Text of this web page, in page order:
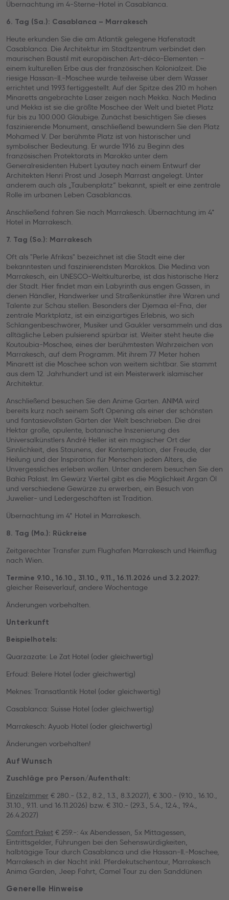
Übernachtung im 4-Sterne-Hotel in Casablanca.
6. Tag (Sa.): Casablanca – Marrakesch
Heute erkunden Sie die am Atlantik gelegene Hafenstadt
Casablanca. Die Architektur im Stadtzentrum verbindet den
maurischen Baustil mit europäischen Art-déco-Elementen –
einem kulturellen Erbe aus der französischen Kolonialzeit. Die
riesige Hassan-II.-Moschee wurde teilweise über dem Wasser
errichtet und 1993 fertiggestellt. Auf der Spitze des 210 m hohen
Minaretts angebrachte Laser zeigen nach Mekka. Nach Medina
und Mekka ist sie die größte Moschee der Welt und bietet Platz
für bis zu 100.000 Gläubige. Zunächst besichtigen Sie dieses
faszinierende Monument, anschließend bewundern Sie den Platz
Mohamed V. Der berühmte Platz ist von historischer und
symbolischer Bedeutung. Er wurde 1916 zu Beginn des
französischen Protektorats in Marokko unter dem
Generalresidenten Hubert Lyautey nach einem Entwurf der
Architekten Henri Prost und Joseph Marrast angelegt. Unter
anderem auch als „Taubenplatz“ bekannt, spielt er eine zentrale
Rolle im urbanen Leben Casablancas.
Anschließend fahren Sie nach Marrakesch. Übernachtung im 4*
Hotel in Marrakesch.
7. Tag (So.): Marrakesch
Oft als "Perle Afrikas" bezeichnet ist die Stadt eine der
bekanntesten und faszinierendsten Marokkos. Die Medina von
Marrakesch, ein UNESCO-Weltkulturerbe, ist das historische Herz
der Stadt. Hier findet man ein Labyrinth aus engen Gassen, in
denen Händler, Handwerker und Straßenkünstler ihre Waren und
Talente zur Schau stellen. Besonders der Djemaa el-Fna, der
zentrale Marktplatz, ist ein einzigartiges Erlebnis, wo sich
Schlangenbeschwörer, Musiker und Gaukler versammeln und das
alltägliche Leben pulsierend spürbar ist. Weiter steht heute die
Koutoubia-Moschee, eines der berühmtesten Wahrzeichen von
Marrakesch, auf dem Programm. Mit ihrem 77 Meter hohen
Minarett ist die Moschee schon von weitem sichtbar. Sie stammt
aus dem 12. Jahrhundert und ist ein Meisterwerk islamischer
Architektur.
Anschließend besuchen Sie den Anime Garten. ANIMA wird
bereits kurz nach seinem Soft Opening als einer der schönsten
und fantasievollsten Gärten der Welt beschrieben. Die drei
Hektar große, opulente, botanische Inszenierung des
Universalkünstlers André Heller ist ein magischer Ort der
Sinnlichkeit, des Staunens, der Kontemplation, der Freude, der
Heilung und der Inspiration für Menschen jeden Alters, die
Unvergessliches erleben wollen. Unter anderem besuchen Sie den
Bahia Palast. Im Gewürz Viertel gibt es die Möglichkeit Argan Öl
und verschiedene Gewürze zu erwerben, ein Besuch von
Juwelier- und Ledergeschäften ist Tradition.
Übernachtung im 4* Hotel in Marrakesch.
8. Tag (Mo.): Rückreise
Zeitgerechter Transfer zum Flughafen Marrakesch und Heimflug
nach Wien.
Termine 9.10., 16.10., 31.10., 9.11., 16.11.2026 und 3.2.2027:
gleicher Reiseverlauf, andere Wochentage
Änderungen vorbehalten.
Unterkunft
Beispielhotels:
Quarzazate: Le Zat Hotel (oder gleichwertig)
Erfoud: Belere Hotel (oder gleichwertig)
Meknes: Transatlantik Hotel (oder gleichwertig)
Casablanca: Suisse Hotel (oder gleichwertig)
Marrakesch: Ayuob Hotel (oder gleichwertig)
Änderungen vorbehalten!
Auf Wunsch
Zuschläge pro Person/Aufenthalt:
Einzelzimmer € 280.- (3.2., 8.2., 1.3., 8.3.2027), € 300.- (9.10., 16.10.,
31.10., 9.11. und 16.11.2026) bzw. € 310.- (29.3., 5.4., 12.4., 19.4.,
26.4.2027)
Comfort Paket € 259.-: 4x Abendessen, 5x Mittagessen,
Eintrittsgelder, Führungen bei den Sehenswürdigkeiten,
halbtägige Tour durch Casablanca und die Hassan-II.-Moschee,
Marrakesch in der Nacht inkl. Pferdekutschentour, Marrakesch
Anima Garden, Jeep Fahrt, Camel Tour zu den Sanddünen
Generelle Hinweise